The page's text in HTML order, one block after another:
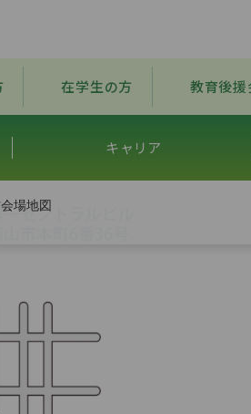
在学生の方 教育後援
キャリア
場地図